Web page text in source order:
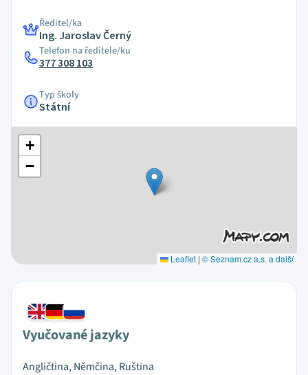
Ředitel/ka
Ing. Jaroslav Černý
Telefon na ředitele/ku
377 308 103
Typ školy
Státní
+
−
Leaflet | © Seznam.cz a.s. a další
Vyučované jazyky
Angličtina, Němčina, Ruština